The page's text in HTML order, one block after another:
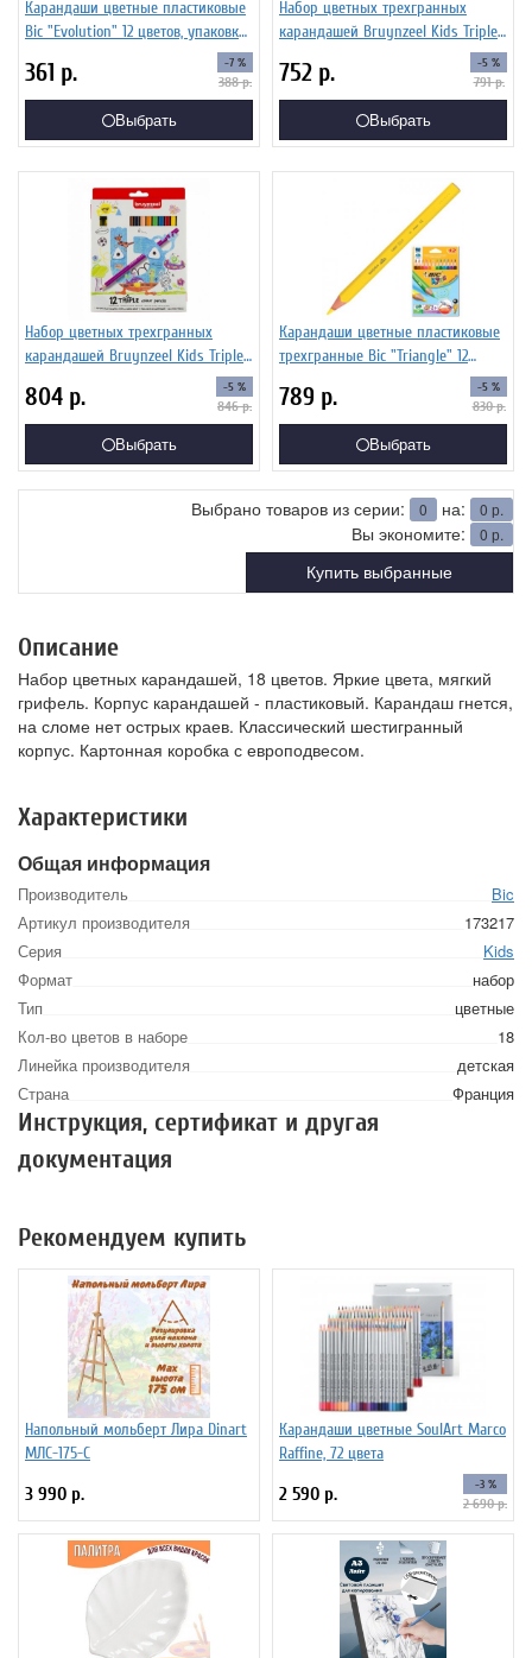
Карандаши цветные пластиковые
Bic "Evolution" 12 цветов, упаковка
361 р. -7 %
388р.
Выбрать
Набор цветных трехгранных
карандашей Bruynzeel Kids Triple
752 р. -5 %
791р.
Выбрать
Набор цветных трехгранных
карандашей Bruynzeel Kids Triple
804 р. -5 %
846р.
Выбрать
Карандаши цветные пластиковые
трехгранные Bic "Triangle" 12
789 р. -5 %
830р.
Выбрать
Выбрано товаров из серии: 0 на: 0 р.
Вы экономите: 0 р.
Купить выбранные
Описание
Набор цветных карандашей, 18 цветов. Яркие цвета, мягкий
грифель. Корпус карандашей - пластиковый. Карандаш гнется,
на сломе нет острых краев. Классический шестигранный
корпус. Картонная коробка с европодвесом.
Характеристики
Общая информация
Производитель
Bic
Артикул производителя
173217
Серия
Kids
Формат
набор
Тип
цветные
Кол-во цветов в наборе
18
Линейка производителя
детская
Страна
Франция
Инструкция, сертификат и другая
документация
Рекомендуем купить
Напольный мольберт Лира Dinart
МЛС-175-С
3 990 р.
Карандаши цветные SoulArt Marco
Raffine, 72 цвета
2 590 р. -3 %
2 690 р.